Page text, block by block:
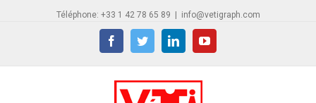
Téléphone: +33 1 42 78 65 89 info@vetigraph.com
FacebookTwitterLinkedinYouTube